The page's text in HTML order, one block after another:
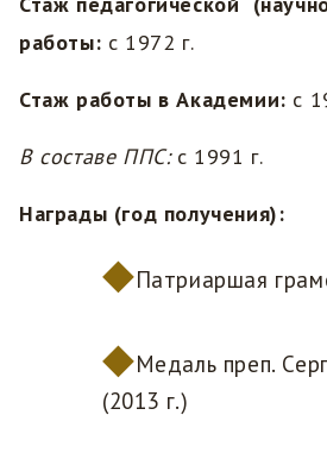
работы: с 1972 г.
Стаж работы в Академии: с
В составе ППС: с 1991 г.
Награды (год получения):
Патриаршая
Медаль преп.
(2013 г.)